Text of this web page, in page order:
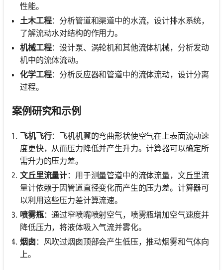
性能。
土木工程：分析管道和渠道中的水流，设计排水系统，
了解流动水对结构的作用力。
机械工程：设计泵、涡轮机和其他流体机械，分析发动
机中的流体流动。
化学工程：分析反应器和管道中的流体流动，设计分离
过程。
案例研究和示例
飞机飞行：飞机机翼的弯曲形状使空气在上表面流动速
度更快，从而压力降低并产生升力。计算器可以确定所
需升力的压力差。
文丘里流量计：用于测量管道中的流体流量，文丘里流
量计依赖于因管道直径变化而产生的压力差。计算器可
以利用这些压力差计算流速。
喷雾瓶：通过窄喷嘴喷射空气，喷雾瓶增加空气速度并
降低压力，将液体吸入气流并雾化。
烟囱 ：风吹过烟囱顶部会产生低压，推动烟雾和气体向
上。